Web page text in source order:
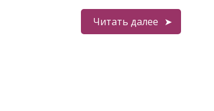
Читать далее